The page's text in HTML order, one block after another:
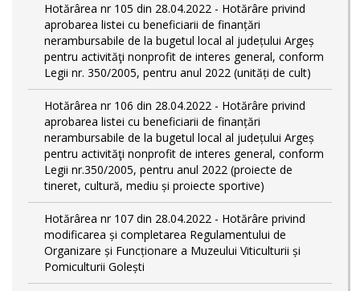
Hotărârea nr 105 din 28.04.2022 - Hotărâre privind
aprobarea listei cu beneficiarii de finanțări
nerambursabile de la bugetul local al județului Argeș
pentru activităţi nonprofit de interes general, conform
Legii nr. 350/2005, pentru anul 2022 (unități de cult)
Hotărârea nr 106 din 28.04.2022 - Hotărâre privind
aprobarea listei cu beneficiarii de finanțări
nerambursabile de la bugetul local al județului Argeș
pentru activităţi nonprofit de interes general, conform
Legii nr.350/2005, pentru anul 2022 (proiecte de
tineret, cultură, mediu și proiecte sportive)
Hotărârea nr 107 din 28.04.2022 - Hotărâre privind
modificarea și completarea Regulamentului de
Organizare și Funcționare a Muzeului Viticulturii și
Pomiculturii Golești